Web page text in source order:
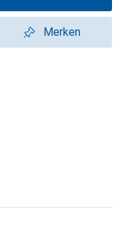
Merken